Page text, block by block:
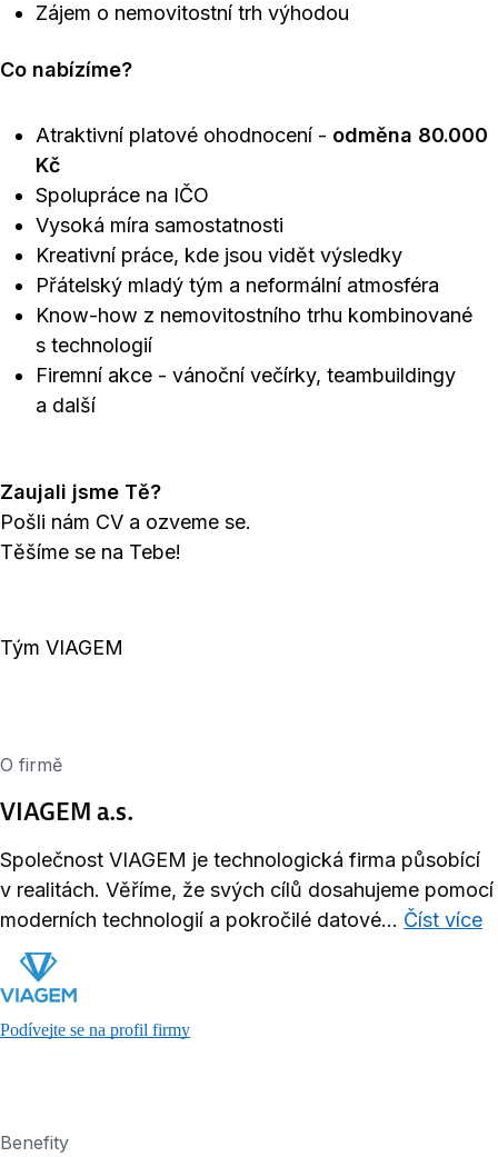
Zájem o nemovitostní trh výhodou
Co nabízíme?
Atraktivní platové ohodnocení - odměna 80.000
Kč
Spolupráce na IČO
Vysoká míra samostatnosti
Kreativní práce, kde jsou vidět výsledky
Přátelský mladý tým a neformální atmosféra
Know-how z nemovitostního trhu kombinované
s technologií
Firemní akce - vánoční večírky, teambuildingy
a další
Zaujali jsme Tě?
Pošli nám CV a ozveme se.
Těšíme se na Tebe!
Tým VIAGEM
O firmě
VIAGEM a.s.
Společnost VIAGEM je technologická firma působící
v realitách. Věříme, že svých cílů dosahujeme pomocí
moderních technologií a pokročilé datové... Číst více
Podívejte se na profil firmy
Benefity